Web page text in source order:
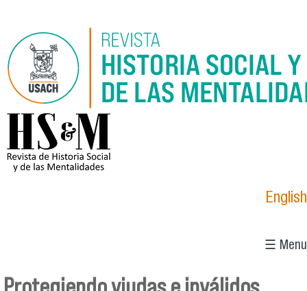
logo_hsm_2021.png
English
☰ Menu